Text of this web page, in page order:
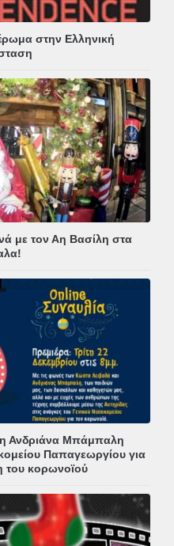
στην Ελληνική
με τον Αη Βασίλη στα
Ανδριάνα Μπάμπαλη
Παπαγεωργίου για
του κορωνοϊού